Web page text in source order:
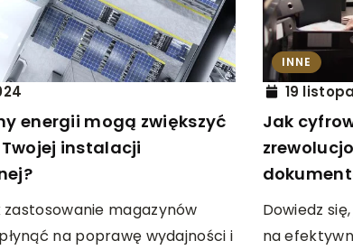
energii mogą zwiększyć
instalacji
zastosowanie magazynów
na poprawę wydajności i
INNE
19
Jak
Dowiedz
na
PREMIERY KINOWE ROZRYWKA
4 grudnia 2025
Nowe Filmy, Które Zainspirują Twoje
Pasje Filmowe
Odkryj fascynujące filmy, które mogą
obudzić w Tobie nową pasję. Nasz
artykuł przedstawia najnowsze
propozycje kinowe, które inspirują i